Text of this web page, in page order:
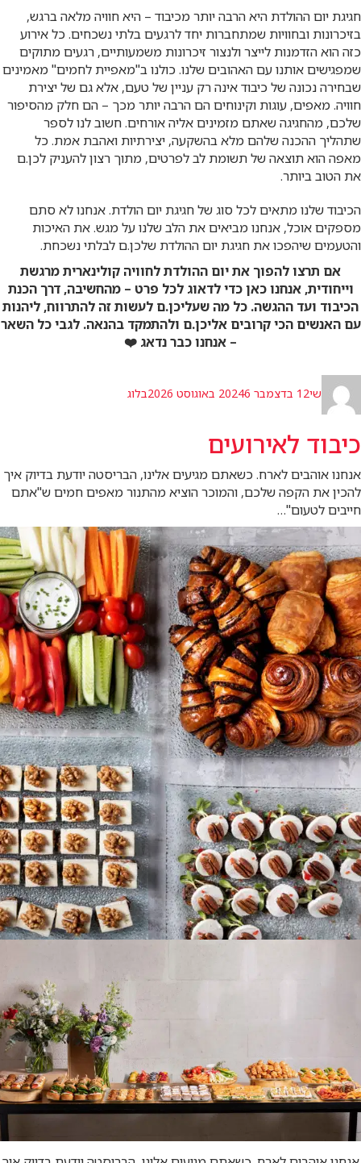
חגיגת יום ההולדת היא הרבה יותר מכיבוד – היא חוויה מלאה ברגש,
בזיכרונות ובחוויות שמתחברות יחד לרגעים בלתי נשכחים. כל אירוע
כזה הוא הזדמנות לייצר ולנצור זיכרונות משמעותיים, רגעים מתוקים
שמפגישים אותנו עם האהובים שלנו. כולנו ב"מאפיית לחמים" מאמינים
שבחירה נכונה של כיבוד אינה רק עניין של טעם, אלא גם של יצירת
חוויה. מאפים, עוגות וקינוחים הם הרבה יותר מכך – הם חלק מהסיפור
שלכם, מהחגיגה שאתם מזמינים אליה אורחים. חשוב לנו לספר
שתהליך ההכנה שלהם מלא בהשקעה, יצירתיות ואהבת אמת. כל
מאפה הוא תוצאה של תשומת לב לפרטים, מתוך רצון להעניק לכן.ם
את הטוב ביותר.
הכיבוד שלנו מתאים לכל סוג של חגיגת יום הולדת. אנחנו לא סתם
מספקים אוכל, אנחנו מביאים את הלב שלנו על מגש. את האיכות
והטעמים שיהפכו את חגיגת יום ההולדת שלכן.ם לבלתי נשכחת.
אם תרצו להפוך את יום ההולדת לחוויה קולינארית מרגשת
וייחודית, אנחנו כאן כדי לדאוג לכל פרט – מהחשיבה, דרך הכנת
הכיבוד ועד ההגשה. כל מה שעליכן.ם לעשות זה להתרווח, ליהנות
עם האנשים הכי קרובים אליכן.ם ולהתמקד בהנאה. לגבי כל השאר
– אנחנו כבר נדאג ❤️
שיבתאריך
12 בדצמבר 2024 6 באוגוסט 2026 בלוג
כיבוד לאירועים
אנחנו אוהבים לארח. כשאתם מגיעים אלינו, הבריסטה יודעת בדיוק איך
להכין את הקפה שלכם, והמוכר הוציא מהתנור מאפים חמים ש"אתם
חייבים לטעום"…